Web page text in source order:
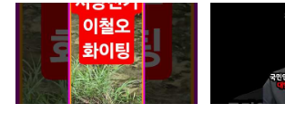
｜#골라듄다큐